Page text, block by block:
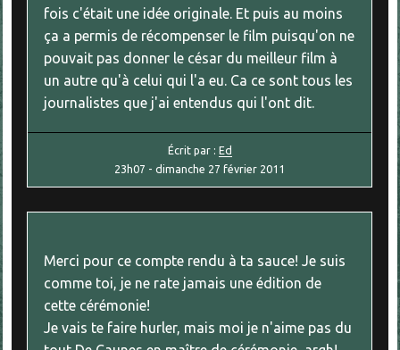
fois c'était une idée originale. Et puis au moins
ça a permis de récompenser le film puisqu'on ne
pouvait pas donner le césar du meilleur film à
un autre qu'à celui qui l'a eu. Ca ce sont tous les
journalistes que j'ai entendus qui l'ont dit.
Écrit par : Ed
23h07 -dimanche 27 février 2011
Merci pour ce compte rendu à ta sauce! Je suis
comme toi, je ne rate jamais une édition de
cette cérémonie!
Je vais te faire hurler, mais moi je n'aime pas du